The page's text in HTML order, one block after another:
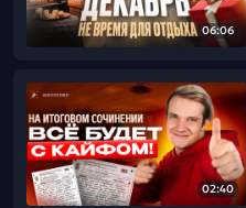
06:06
02:40